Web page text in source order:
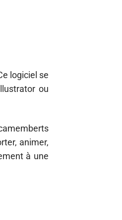
logiciel se
ou
animer,
à une